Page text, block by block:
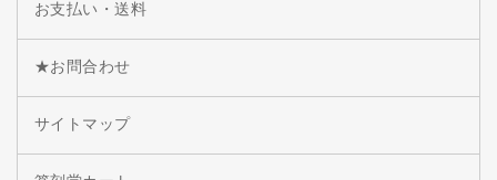
お支払い・送料
★お問合わせ
サイトマップ